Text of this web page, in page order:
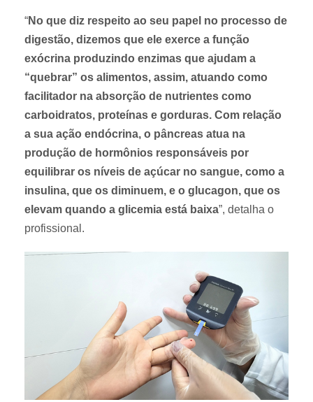
“No que diz respeito ao seu papel no processo de
digestão, dizemos que ele exerce a função
exócrina produzindo enzimas que ajudam a
“quebrar” os alimentos, assim, atuando como
facilitador na absorção de nutrientes como
carboidratos, proteínas e gorduras. Com relação
a sua ação endócrina, o pâncreas atua na
produção de hormônios responsáveis por
equilibrar os níveis de açúcar no sangue, como a
insulina, que os diminuem, e o glucagon, que os
elevam quando a glicemia está baixa”, detalha o
profissional.